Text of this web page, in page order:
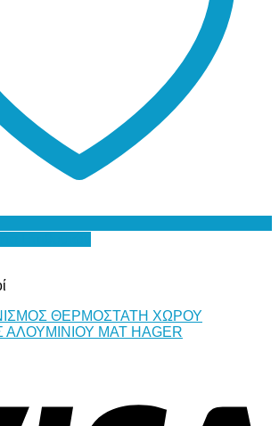
ΘΕΡΜΟΣΤΑΤΗ ΧΩΡΟΥ
ΑΛΟΥΜΙΝΙΟΥ ΜΑΤ HAGER